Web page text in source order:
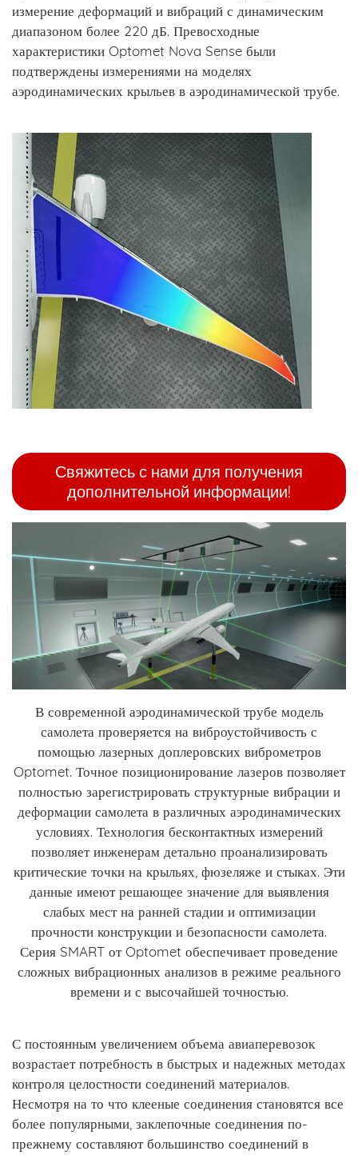
измерение деформаций и вибраций с динамическим
диапазоном более 220 дБ. Превосходные
характеристики Optomet Nova Sense были
подтверждены измерениями на моделях
аэродинамических крыльев в аэродинамической трубе.
Свяжитесь с нами для получения
дополнительной информации!
В современной аэродинамической трубе модель
самолета проверяется на виброустойчивость с
помощью лазерных доплеровских виброметров
Optomet. Точное позиционирование лазеров позволяет
полностью зарегистрировать структурные вибрации и
деформации самолета в различных аэродинамических
условиях. Технология бесконтактных измерений
позволяет инженерам детально проанализировать
критические точки на крыльях, фюзеляже и стыках. Эти
данные имеют решающее значение для выявления
слабых мест на ранней стадии и оптимизации
прочности конструкции и безопасности самолета.
Серия SMART от Optomet обеспечивает проведение
сложных вибрационных анализов в режиме реального
времени и с высочайшей точностью.
С постоянным увеличением объема авиаперевозок
возрастает потребность в быстрых и надежных методах
контроля целостности соединений материалов.
Несмотря на то что клееные соединения становятся все
более популярными, заклепочные соединения по-
прежнему составляют большинство соединений в